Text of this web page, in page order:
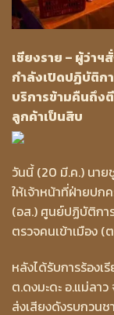
เชียงราย – ผู้ว่า
กำลังเปิดปฏิบัติกา
บริการข้ามคืนถึง
ลูกค้าเป็นสิบ
วันนี้ (20 มี.ค.) นาย
ให้เจ้าหน้าที่ฝ่ายปก
(อส.) ศูนย์ปฏิบัติกา
ตรวจคนเข้าเมือง (
หลังได้รับการร้องเ
ต.ดงมะดะ อ.แม่ลาว
ส่งเสียงดังรบกวนช